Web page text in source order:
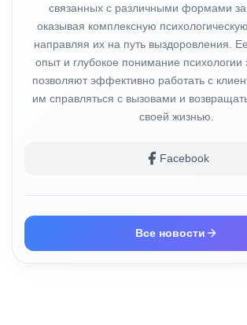
связанных с различными формами
оказывая комплексную
направляя их на путь выздоровления.
опыт и глубокое понимание психологии
позволяют эффективно работать с
им справляться с вызовами и
своей жизнью.
Facebook
Все новости